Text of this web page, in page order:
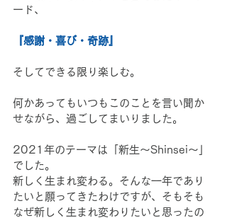
ード、
『感謝・喜び・奇跡』
そしてできる限り楽しむ。
何かあってもいつもこのことを言い聞か
せながら、過ごしてまいりました。
2021年のテーマは「新生〜Shinsei〜」
でした。
新しく生まれ変わる。そんな一年であり
たいと願ってきたわけですが、そもそも
なぜ新しく生まれ変わりたいと思ったの